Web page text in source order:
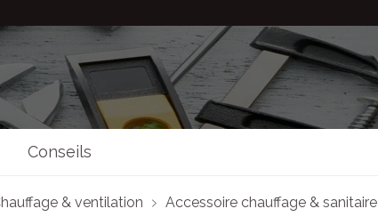
Conseils
& ventilation Accessoire chauffage & sanitaire